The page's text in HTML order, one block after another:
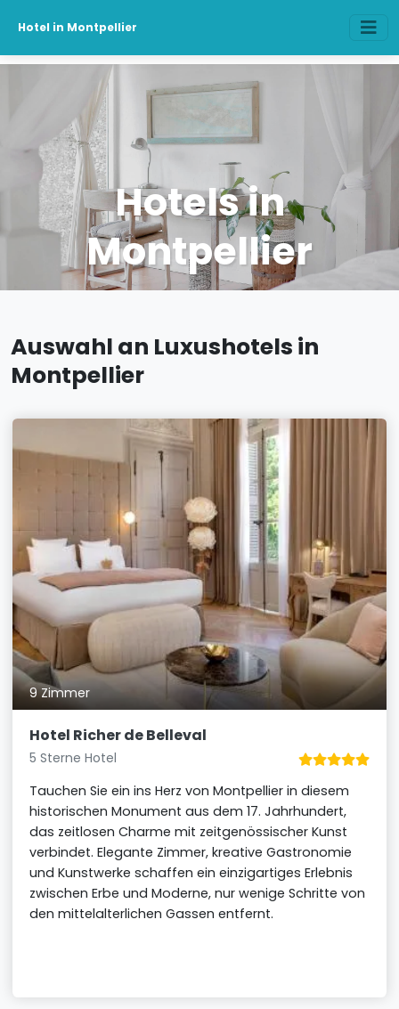
Hotel in Montpellier
Hotels in
Montpellier
Auswahl an Luxushotels in
Montpellier
9 Zimmer
Hotel Richer de Belleval
5 Sterne Hotel
Tauchen Sie ein ins Herz von Montpellier in diesem
historischen Monument aus dem 17. Jahrhundert,
das zeitlosen Charme mit zeitgenössischer Kunst
verbindet. Elegante Zimmer, kreative Gastronomie
und Kunstwerke schaffen ein einzigartiges Erlebnis
zwischen Erbe und Moderne, nur wenige Schritte von
den mittelalterlichen Gassen entfernt.